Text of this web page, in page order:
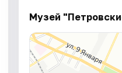
Музей